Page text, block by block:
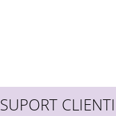
SUPORT CLIENTI